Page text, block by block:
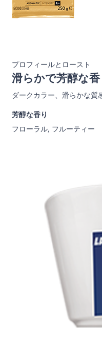
プロフィールとロースト
滑らかで芳醇な香
ダークカラー、滑らかな質
芳醇な香り
フローラル, フルーティー